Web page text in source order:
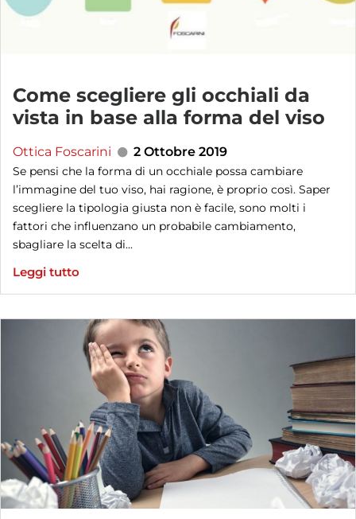
Come scegliere gli occhiali da
vista in base alla forma del viso
Ottica Foscarini 2 Ottobre 2019
Se pensi che la forma di un occhiale possa cambiare
l’immagine del tuo viso, hai ragione, è proprio così. Saper
scegliere la tipologia giusta non è facile, sono molti i
fattori che influenzano un probabile cambiamento,
sbagliare la scelta di...
Leggi tutto